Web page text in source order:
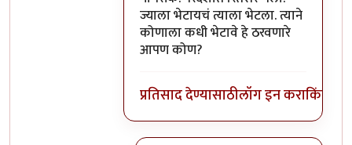
ज्याला भेटायचं त्याला भेटला. त्याने
कोणाला कधी भेटावे हे ठरवणारे
आपण कोण?
प्रतिसाद देण्यासाठीलॉग इन कराकिंवा